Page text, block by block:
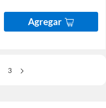
Agregar
3